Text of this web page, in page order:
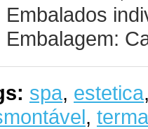
Embalados
Embalagem:
spa, estetica
,